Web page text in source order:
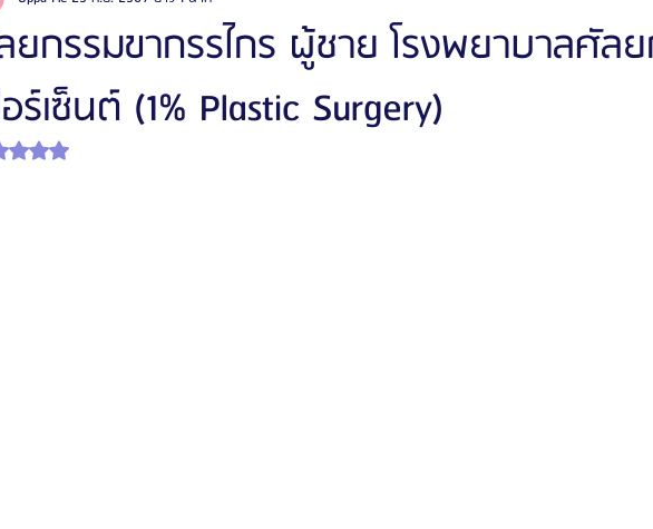
มเฟรช โรงพยาบาลศัลยกรรมจีเอ็นจี โรงพยาบาลศัลยกรรมอิมเมจอัพ
กรรมขากรรไกร ผู้ชาย โรงพยาบาลศัล
ร์เซ็นต์ (1% Plastic Surgery)
ได้รับ NaN เต็ม 5 ดาว